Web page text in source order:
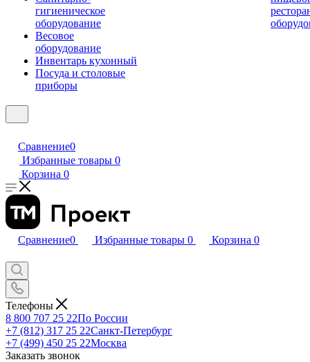
гигиеническое
оборудование
Весовое
оборудование
Инвентарь кухонный
Посуда и столовые
приборы
Сравнение0
Избранные товары 0
Корзина 0
Сравнение0 Избранные товары 0 Корзина 0
Телефоны
8 800 707 25 22По России
+7 (812) 317 25 22Санкт-Петербург
+7 (499) 450 25 22Москва
Заказать звонок